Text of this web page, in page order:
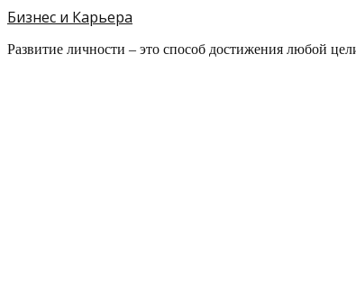
Бизнес и Карьера
Развитие личности – это способ достижения любой